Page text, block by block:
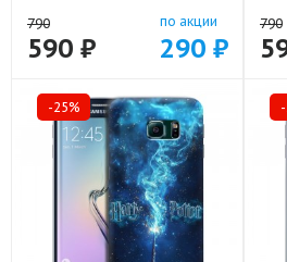
790
590 ₽
по акции
290 ₽
790
-25%